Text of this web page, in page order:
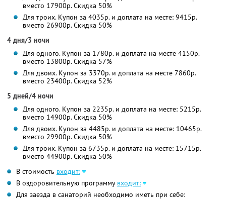
вместо 17900р.Скидка 50%
Для троих. Купон за 4035р. и доплата на месте: 9415р.
вместо 26900р.Скидка 50%
4 дня/3 ночи
Для одного. Купон за 1780р. и доплата на месте 4150р.
вместо 13800р.Скидка 57%
Для двоих. Купон за 3370р. и доплата на месте 7860р.
вместо 23400р.Скидка 52%
5 дней/4 ночи
Для одного. Купон за 2235р. и доплата на месте: 5215р.
вместо 14900р.Скидка 50%
Для двоих. Купон за 4485р. и доплата на месте: 10465р.
вместо 29900р.Скидка 50%
Для троих. Купон за 6735р. и доплата на месте: 15715р.
вместо 44900р.Скидка 50%
В стоимость входит:
В оздоровительную программу входит:
Для заезда в санаторий необходимо иметь при себе: